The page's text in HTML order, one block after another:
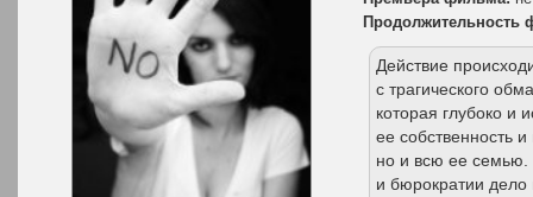
Продолжительность
Действие
с трагического
которая глубоко и
ее собственность
но и всю ее семью.
и бюрократии